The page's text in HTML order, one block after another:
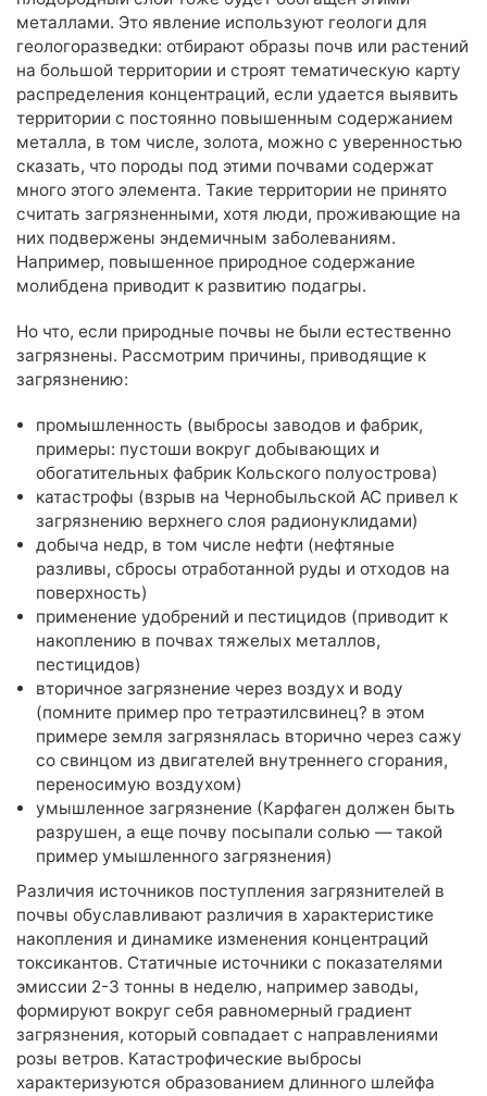
О лаборатории
Контакты
Вопрос эксперту
Мы в СМИ
База знаний
Новости
Условия работы и сотрудничества
Подтверждающие документы
Доставка
Оплата и возврат
Акции
Публичная оферта
Политика конфиденциальности
Партнёрство
металлами. Это явление используют геологи для
геологоразведки: отбирают образы почв или растений
на большой территории и строят тематическую карту
распределения концентраций, если удается выявить
территории с постоянно повышенным содержанием
металла, в том числе, золота, можно с уверенностью
сказать, что породы под этими почвами содержат
много этого элемента. Такие территории не принято
считать загрязненными, хотя люди, проживающие на
них подвержены эндемичным заболеваниям.
Например, повышенное природное содержание
молибдена приводит к развитию подагры.
Но что, если природные почвы не были естественно
загрязнены. Рассмотрим причины, приводящие к
загрязнению:
промышленность (выбросы заводов и фабрик,
примеры: пустоши вокруг добывающих и
обогатительных фабрик Кольского полуострова)
катастрофы (взрыв на Чернобыльской АС привел к
загрязнению верхнего слоя радионуклидами)
добыча недр, в том числе нефти (нефтяные
разливы, сбросы отработанной руды и отходов на
поверхность)
применение удобрений и пестицидов (приводит к
накоплению в почвах тяжелых металлов,
пестицидов)
вторичное загрязнение через воздух и воду
(помните пример про тетраэтилсвинец? в этом
примере земля загрязнялась вторично через сажу
со свинцом из двигателей внутреннего сгорания,
переносимую воздухом)
умышленное загрязнение (Карфаген должен быть
разрушен, а еще почву посыпали солью — такой
пример умышленного загрязнения)
Различия источников поступления загрязнителей в
почвы обуславливают различия в характеристике
накопления и динамике изменения концентраций
токсикантов. Статичные источники с показателями
эмиссии 2-3 тонны в неделю, например заводы,
формируют вокруг себя равномерный градиент
загрязнения, который совпадает с направлениями
розы ветров. Катастрофические выбросы
характеризуются образованием длинного шлейфа